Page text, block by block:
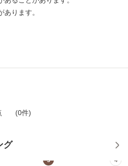
ります。
(0件)
グ
3 4